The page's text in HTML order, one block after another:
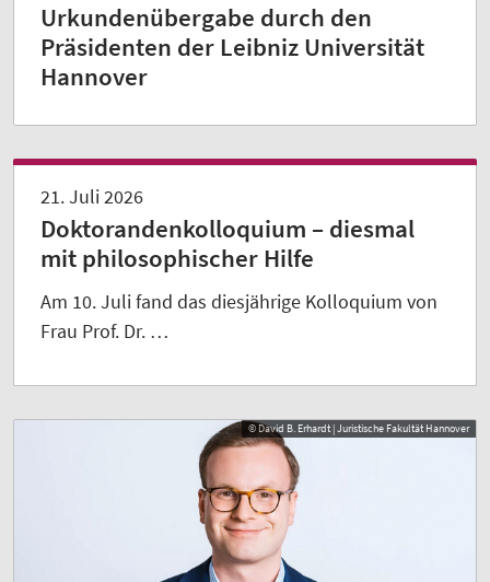
Urkundenübergabe durch den
Präsidenten der Leibniz Universität
Hannover
21. Juli 2026
Doktorandenkolloquium – diesmal
mit philosophischer Hilfe
Am 10. Juli fand das diesjährige Kolloquium von
Frau Prof. Dr. …
© David B. Erhardt | Juristische Fakultät Hannover